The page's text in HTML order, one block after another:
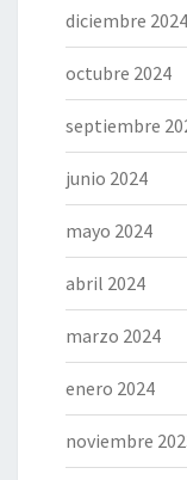
diciembre 2024
octubre 2024
septiembre
junio 2024
mayo 2024
abril 2024
marzo 2024
enero 2024
noviembre